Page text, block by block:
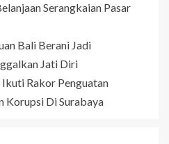
Serangkaian Pasar
Bali Berani Jadi
Jati Diri
Rakor Penguatan
Korupsi Di Surabaya